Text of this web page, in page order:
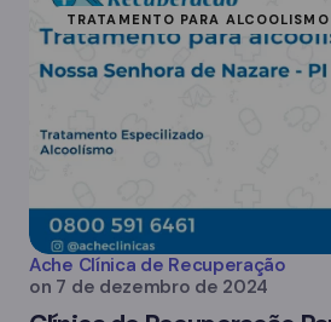
TRATAMENTO PARA
Ache Clínica de Recuperação
on 7 de dezembro de 2024